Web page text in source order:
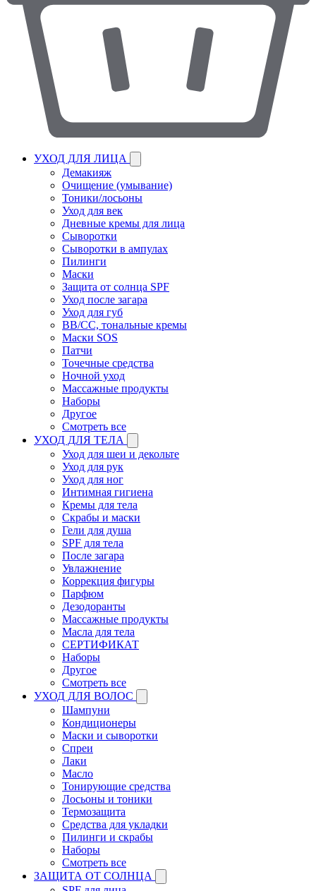
УХОД ДЛЯ ЛИЦА
Демакияж
Очищение (умывание)
Тоники/лосьоны
Уход для век
Дневные кремы для лица
Сыворотки
Сыворотки в ампулах
Пилинги
Маски
Защита от солнца SPF
Уход после загара
Уход для губ
BB/CC, тональные кремы
Маски SOS
Патчи
Точечные средства
Ночной уход
Массажные продукты
Наборы
Другое
Смотреть все
УХОД ДЛЯ ТЕЛА
Уход для шеи и декольте
Уход для рук
Уход для ног
Интимная гигиена
Кремы для тела
Скрабы и маски
Гели для душа
SPF для тела
После загара
Увлажнение
Коррекция фигуры
Парфюм
Дезодоранты
Массажные продукты
Масла для тела
СЕРТИФИКАТ
Наборы
Другое
Смотреть все
УХОД ДЛЯ ВОЛОС
Шампуни
Кондиционеры
Маски и сыворотки
Спреи
Лаки
Масло
Тонирующие средства
Лосьоны и тоники
Термозащита
Средства для укладки
Пилинги и скрабы
Наборы
Смотреть все
ЗАЩИТА ОТ СОЛНЦА